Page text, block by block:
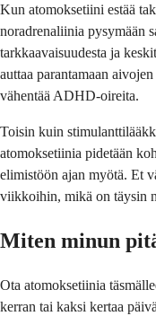
Kun atomoksetiini estää
noradrenaliinia pysymään
tarkkaavaisuudesta ja
auttaa parantamaan
vähentää ADHD-oireita.
Toisin kuin
atomoksetiinia pidetään
elimistöön ajan myötä. Et
viikkoihin, mikä on täysin
Miten minun
Ota atomoksetiinia
kerran tai kaksi kertaa